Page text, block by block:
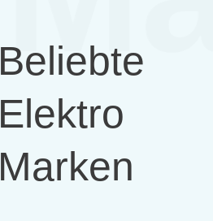
Beliebte
Elektro
Marken